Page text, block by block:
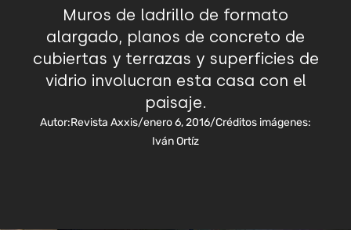
Muros de ladrillo de formato
alargado, planos de concreto de
cubiertas y terrazas y superficies de
vidrio involucran esta casa con el
paisaje.
Autor:Revista Axxis/enero 6, 2016/Créditos imágenes:
Iván Ortíz